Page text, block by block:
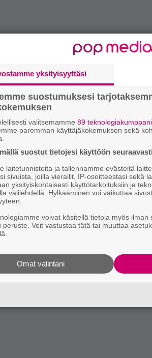
1200 vuotta ennen Geraltin,
kuinka Noitureiden
25. joulukuuta.
yksityisyyttäsi
suostumuksesi
valitsemamme 89
paremman käyttäjäkokemuksen sekä
suostut tietojesi käyttöön
laitetunnisteita ja tallennamme evästeitä
sivuista, joilla vierailit, IP-osoitteestasi sekä
yksityiskohtaisesti käyttötarkoituksiin ja
välilehdellä. Hylkääminen voi vaikuttaa
voivat käsitellä tietoja myös ilman
peruste. Voit vastustaa tätä tai muuttaa
Omat valintani